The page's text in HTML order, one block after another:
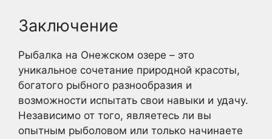
Заключение
Рыбалка на Онежском озере – это
уникальное сочетание природной красоты,
богатого рыбного разнообразия и
возможности испытать свои навыки и удачу.
Независимо от того, являетесь ли вы
опытным рыболовом или только начинаете